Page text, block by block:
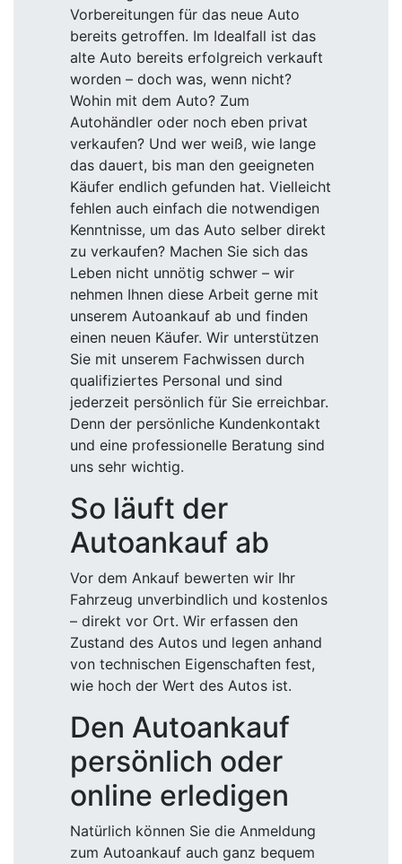
Vorbereitungen für das neue Auto
bereits getroffen. Im Idealfall ist das
alte Auto bereits erfolgreich verkauft
worden – doch was, wenn nicht?
Wohin mit dem Auto? Zum
Autohändler oder noch eben privat
verkaufen? Und wer weiß, wie lange
das dauert, bis man den geeigneten
Käufer endlich gefunden hat. Vielleicht
fehlen auch einfach die notwendigen
Kenntnisse, um das Auto selber direkt
zu verkaufen? Machen Sie sich das
Leben nicht unnötig schwer – wir
nehmen Ihnen diese Arbeit gerne mit
unserem Autoankauf ab und finden
einen neuen Käufer. Wir unterstützen
Sie mit unserem Fachwissen durch
qualifiziertes Personal und sind
jederzeit persönlich für Sie erreichbar.
Denn der persönliche Kundenkontakt
und eine professionelle Beratung sind
uns sehr wichtig.
So läuft der
Autoankauf ab
Vor dem Ankauf bewerten wir Ihr
Fahrzeug unverbindlich und kostenlos
– direkt vor Ort. Wir erfassen den
Zustand des Autos und legen anhand
von technischen Eigenschaften fest,
wie hoch der Wert des Autos ist.
Den Autoankauf
persönlich oder
online erledigen
Natürlich können Sie die Anmeldung
zum Autoankauf auch ganz bequem